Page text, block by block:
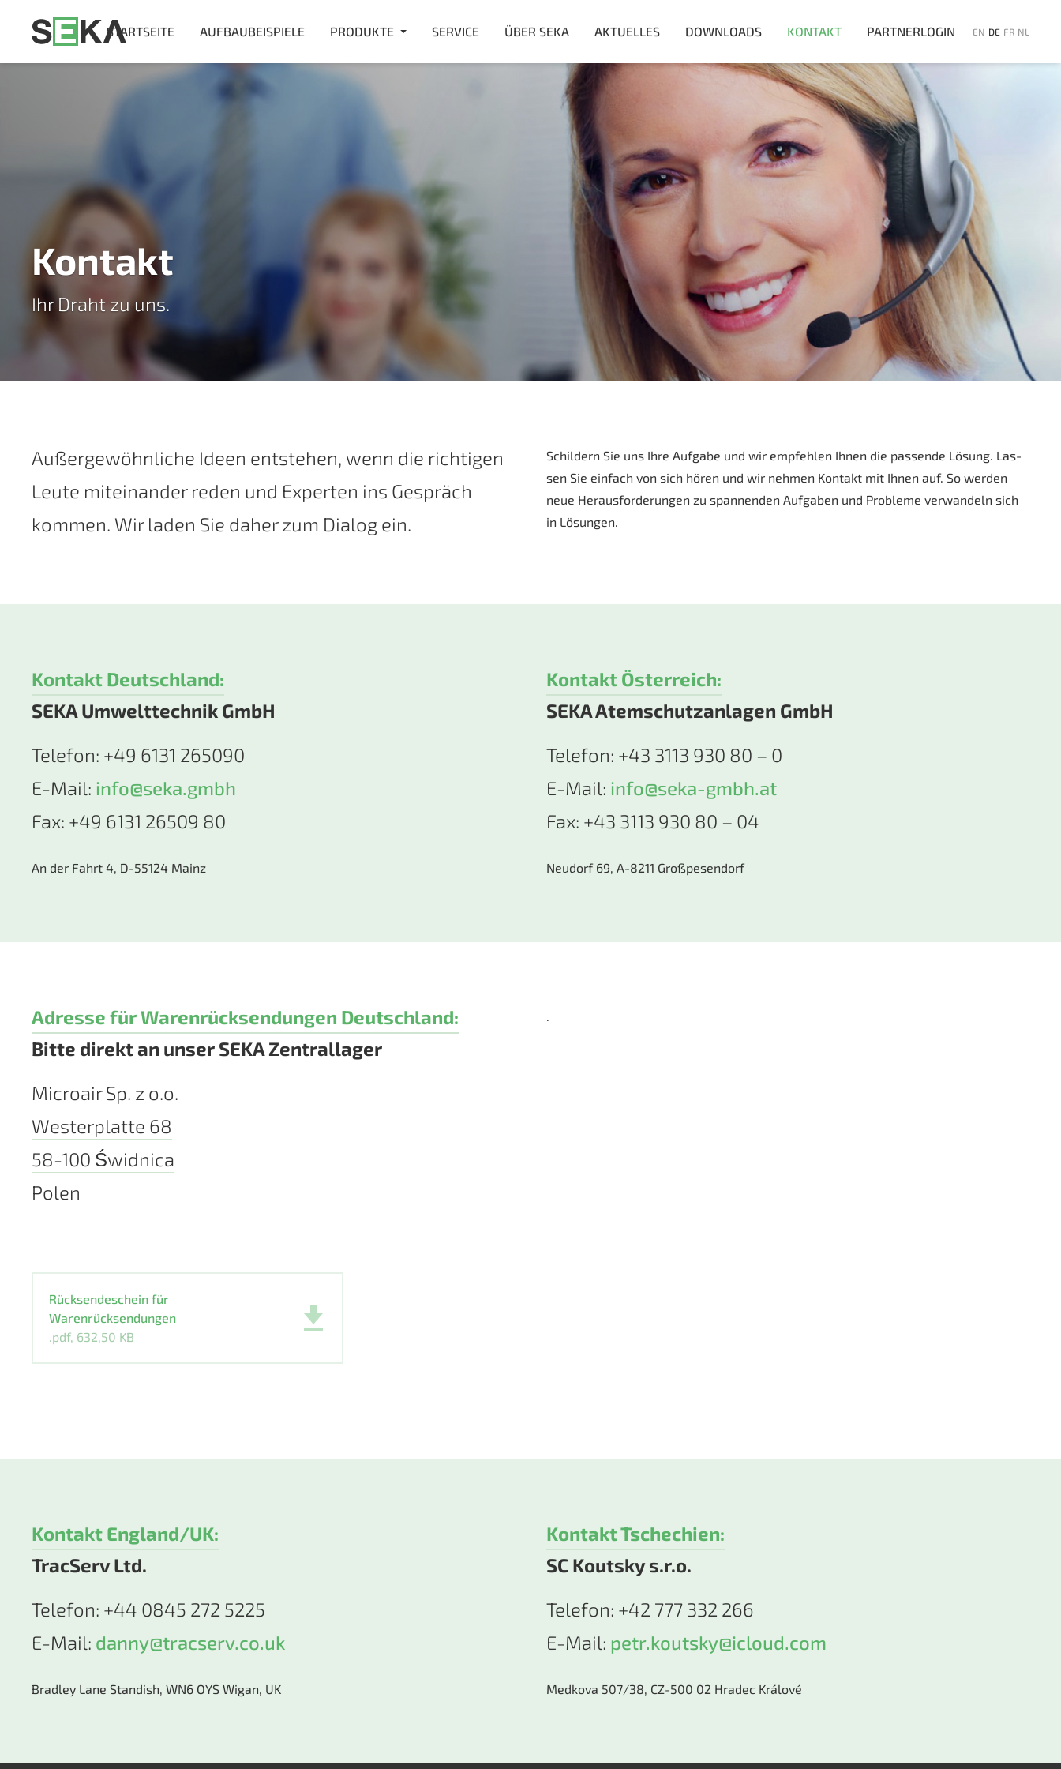
STARTSEITE AUFBAUBEISPIELE PRODUKTE SERVICE ÜBER SEKA AKTUELLES DOWNLOADS KONTAKT PARTNERLOGIN EN DE FR NL
Kontakt
Ihr Draht zu uns.
Au­ßer­ge­wöhn­li­che Ide­en ent­ste­hen, wenn die rich­ti­gen
Leu­te mit­ein­an­der re­den und Ex­per­ten ins Ge­spräch
kom­men. Wir la­den Sie da­her zum Dia­log ein.
Schil­dern Sie uns Ihre Auf­ga­be und wir emp­feh­len Ih­nen die pas­sen­de Lö­sung. Las­
sen Sie ein­fach von sich hö­ren und wir neh­men Kon­takt mit Ih­nen auf. So wer­den
neue Her­aus­for­de­run­gen zu span­nen­den Auf­ga­ben und Pro­ble­me ver­wan­deln sich
in Lö­sun­gen.
Kontakt Deutschland:
SEKA Umwelttechnik GmbH
Te­le­fon: +49 6131 265090
E-Mail: info@seka.gmbh
Fax: +49 6131 26509 80
An der Fahrt 4, D-55124 Mainz
Kontakt Österreich:
SEKA Atemschutzanlagen GmbH
Telefon: +43 3113 930 80 – 0
E-Mail: info@seka-gmbh.at
Fax: +43 3113 930 80 – 04
Neudorf 69, A-8211 Großpesendorf
Adresse für Warenrücksendungen Deutschland:
Bitte direkt an unser SEKA Zentrallager
Microair Sp. z o.o.
Westerplatte 68
58-100 Świdnica
Polen
.
Rücksendeschein für
Warenrücksendungen
.pdf, 632,50 KB
Kontakt England/UK:
TracServ Ltd.
Telefon: +44 0845 272 5225
E-Mail: danny@tracserv.co.uk
Bradley Lane Standish, WN6 OYS Wigan, UK
Kontakt Tschechien:
SC Koutsky s.r.o.
Telefon: +42 777 332 266
E-Mail: petr.koutsky@icloud.com
Medkova 507/38, CZ-500 02 Hradec Králové